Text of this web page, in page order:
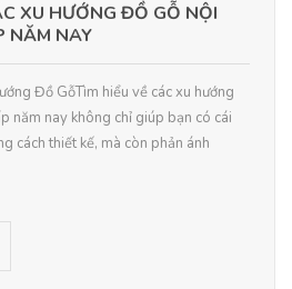
XU HƯỚNG ĐỒ GỖ NỘI
NĂM NAY
Đồ GỗTìm hiểu về các xu hướng
năm nay không chỉ giúp bạn có cái
cách thiết kế, mà còn phản ánh